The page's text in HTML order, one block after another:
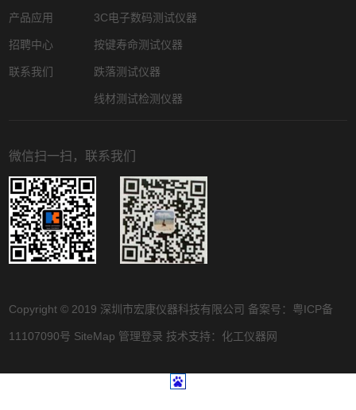
产品应用
招聘中心
联系我们
3C电子数码测试仪器
按键寿命测试仪器
跌落测试仪器
线材测试检测仪器
微信扫一扫，联系我们
Copyright © 2019 深圳市宏康仪器科技有限公司 备案号： 粤ICP备
11107090号 SiteMap 管理登录 技术支持： 化工仪器网